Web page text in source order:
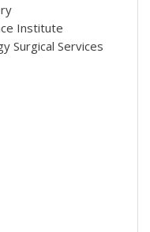
Institute
Surgical Services